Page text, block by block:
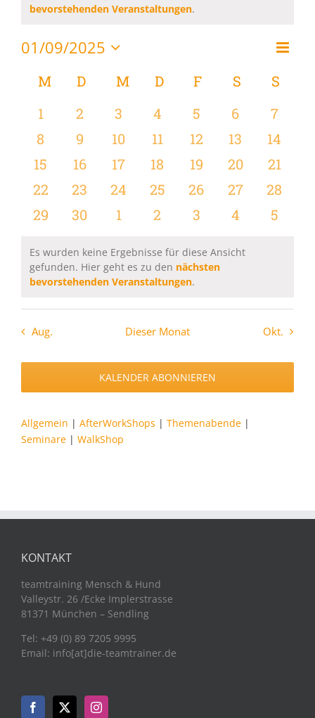
bevorstehenden Veranstaltungen.
Monat
01/09/2025
wählen.
Kalender
von
Veranstaltungen
MMONTAG
D DIENSTAG
MMITTWOCH
D DONNERSTAG
F FREITAG
S SAMSTAG
S
0
Veranstaltungen
1
0
Veranstaltungen
2
0
Veranstaltungen
3
0
Veranstaltungen
4
0
Veranstaltungen
5
0
6
0
7
0
Veranstaltungen
8
0
Veranstaltungen
9
0
Veranstaltungen
10
0
Veranstaltungen
11
0
Veranstaltungen
12
0
13
0
14
0
Veranstaltungen
15
0
Veranstaltungen
16
0
Veranstaltungen
17
0
Veranstaltungen
18
0
Veranstaltungen
19
0
20
0
21
0
Veranstaltungen
22
0
Veranstaltungen
23
0
Veranstaltungen
24
0
Veranstaltungen
25
0
Veranstaltungen
26
0
27
0
28
0
29
0
30
0
1
0
2
0
3
0
4
0
5
Hinweis
Es wurden keine Ergebnisse für diese Ansicht
gefunden. Hier geht es zu den nächsten
bevorstehenden Veranstaltungen.
Aug. Dieser Monat Okt.
KALENDER ABONNIEREN
Allgemein | AfterWorkShops | Themenabende |
Seminare | WalkShop
KONTAKT
teamtraining Mensch & Hund
Valleystr. 26 /Ecke Implerstrasse
81371 München – Sendling
Tel: +49 (0) 89 7205 9995
Email: info[at]die-teamtrainer.de